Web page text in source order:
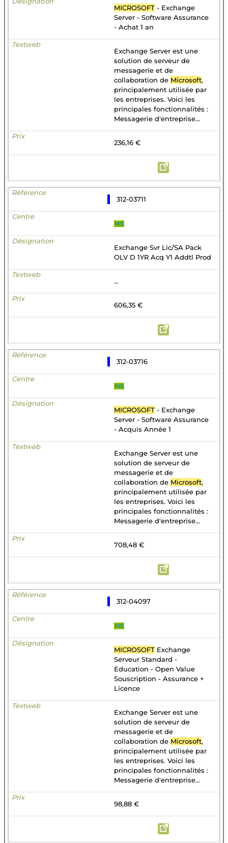
MICROSOFT - Exchange
Server - Software Assurance
- Achat 1 an
Exchange Server est une
solution de serveur de
messagerie et de
collaboration de Microsoft,
principalement utilisée par
les entreprises. Voici les
principales fonctionnalités :
Messagerie d'entreprise...
236,16 €
312-03711
MS
Exchange Svr Lic/SA Pack
OLV D 1YR Acq Y1 Addtl Prod
...
606,35 €
312-03716
MS
MICROSOFT - Exchange
Server - Software Assurance
- Acquis Année 1
Exchange Server est une
solution de serveur de
messagerie et de
collaboration de Microsoft,
principalement utilisée par
les entreprises. Voici les
principales fonctionnalités :
Messagerie d'entreprise...
708,48 €
312-04097
MS
MICROSOFT Exchange
Serveur Standard -
Education - Open Value
Souscription - Assurance +
Licence
Exchange Server est une
solution de serveur de
messagerie et de
collaboration de Microsoft,
principalement utilisée par
les entreprises. Voici les
principales fonctionnalités :
Messagerie d'entreprise...
98,88 €